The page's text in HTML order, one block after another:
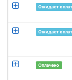
Ожидает
Ожидает
Оплачено